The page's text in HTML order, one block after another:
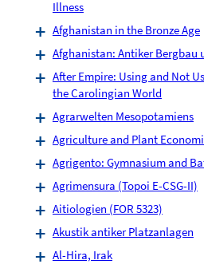
Illness
Afghanistan in the Bronze Age
Afghanistan: Antiker Bergbau
After Empire: Using and Not
the Carolingian World
Agrarwelten Mesopotamiens
Agriculture and Plant
Agrigento: Gymnasium and
Agrimensura (Topoi E-CSG-II)
Aitiologien (FOR 5323)
Akustik antiker Platzanlagen
Al-Hira, Irak